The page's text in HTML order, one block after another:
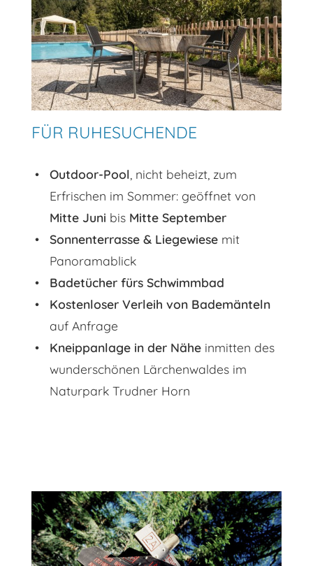
FÜR RUHESUCHENDE
Outdoor-Pool , nicht beheizt, zum
Erfrischen im Sommer: geöffnet von
Mitte Juni bis Mitte September
Sonnenterrasse & Liegewiese mit
Panoramablick
Badetücher fürs Schwimmbad
Kostenloser Verleih von Bademänteln
auf Anfrage
Kneippanlage in der Nähe inmitten des
wunderschönen Lärchenwaldes im
Naturpark Trudner Horn